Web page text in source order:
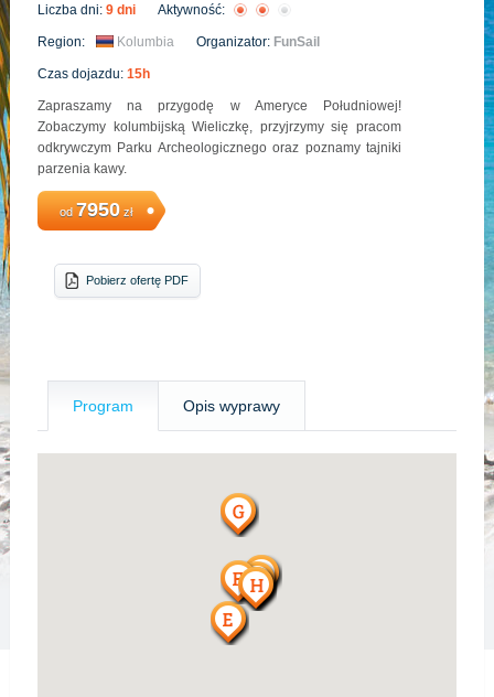
Liczba dni: 9 dni Aktywność:
Region: Kolumbia Organizator: FunSail
Czas dojazdu: 15h
Zapraszamy na przygodę w Ameryce Południowej!
Zobaczymy kolumbijską Wieliczkę, przyjrzymy się pracom
odkrywczym Parku Archeologicznego oraz poznamy tajniki
parzenia kawy.
od 7950zł
Pobierz ofertę PDF
Program Opis wyprawy